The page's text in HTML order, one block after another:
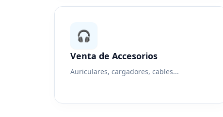
🎧
Venta de Accesorios
Auriculares, cargadores, cables...